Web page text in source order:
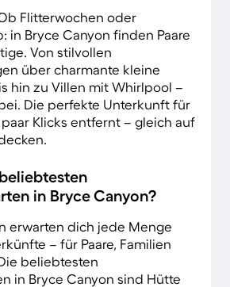
Flitterwochen oder
in Bryce Canyon finden Paare
Von stilvollen
über charmante kleine
hin zu Villen mit Whirlpool –
Die perfekte Unterkunft für
Klicks entfernt – gleich auf
in Bryce Canyon?
erwarten dich jede Menge
– für Paare, Familien
beliebtesten
in Bryce Canyon sind Hütte